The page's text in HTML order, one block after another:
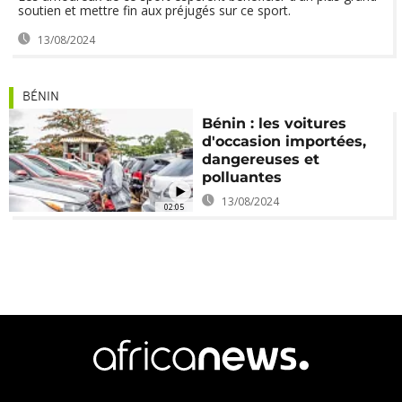
soutien et mettre fin aux préjugés sur ce sport.
13/08/2024
02:05
BÉNIN
Bénin : les voitures
d'occasion importées,
dangereuses et
polluantes
13/08/2024